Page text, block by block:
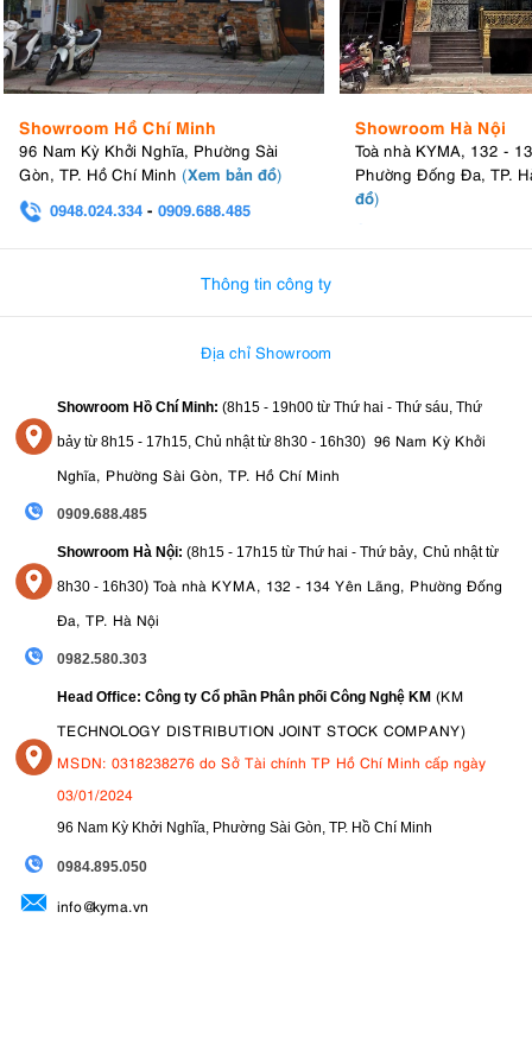
của Nikon Zf làm cho máy ảnh chắc chắn và có khả năng chống bụi
cũng như thời tiết. Người dùng có thể sử dụng máy ảnh ở nhiều điều
Zf có thể kết nối với điện thoại của bạn bằng
Điều này có nghĩa là bạn có thể dễ dàng chia sẻ ảnh hoặc điều khiển
máy ảnh từ điện thoại. Ngoài ra, máy còn có một cổng đặc biệt cho
3.8. Tuổi thọ pin của Nikon Zf
Thời lượng pin của Nikon Zf khá tốt. Máy thường có thể chụp khoảng
330 bức ảnh chỉ với một lần sạc
hơn nữa nếu sử dụng các tính năng tiết kiệm pin hoặc chụp ảnh
nhanh. Zf sử dụng pin EN-EL15c, tương thích với nhiều máy ảnh
cũng có thể sạc Zf bằng cáp USB-C.
Showroom Hồ Chí Minh
96 Nam Kỳ Khởi Nghĩa, Phường Sài
Gòn, TP. Hồ Chí Minh (Xem bản đồ)
0948.024.334 - 0909.688.485
Showroom Hà Nội
Toà nhà KYMA, 132 -
Phường Đống Đa, TP.
đồ)
Thông tin công ty
Địa chỉ Showroom
Showroom Hồ Chí Minh: (8h15 - 19h00 từ Thứ hai - Thứ sáu, Thứ
bảy từ 8h15 - 17h15, Chủ nhật từ 8h30 - 16h30) 96 Nam Kỳ Khởi
Nghĩa, Phường Sài Gòn, TP. Hồ Chí Minh
0909.688.485
Showroom Hà Nội: (8h15 - 17h15 từ Thứ hai - Thứ bảy, Chủ nhật từ
8h30 - 16h30) Toà nhà KYMA, 132 - 134 Yên Lãng, Phường Đống
Đa, TP. Hà Nội
0982.580.303
Head Office: Công ty Cổ phần Phân phối Công Nghệ KM (KM
TECHNOLOGY DISTRIBUTION JOINT STOCK COMPANY)
MSDN: 0318238276 do Sở Tài chính TP Hồ Chí Minh cấp ngày
03/01/2024
96 Nam Kỳ Khởi Nghĩa, Phường Sài Gòn, TP. Hồ Chí Minh
0984.895.050
info@kyma.vn